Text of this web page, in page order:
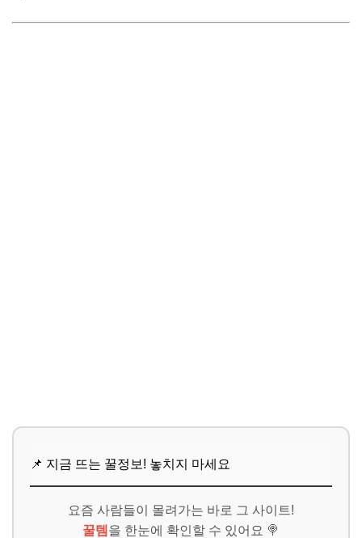
📌 지금 뜨는 꿀정보! 놓치지 마세요
요즘 사람들이 몰려가는 바로 그 사이트!
꿀템 을 한눈에 확인할 수 있어요 🍭